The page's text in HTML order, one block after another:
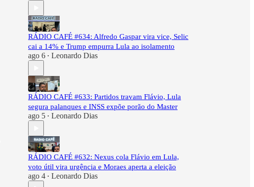
RÁDIO CAFÉ #634: Alfredo Gaspar vira vice, Selic
cai a 14% e Trump empurra Lula ao isolamento
ago 6 • Leonardo Dias
RÁDIO CAFÉ #633: Partidos travam Flávio, Lula
segura palanques e INSS expõe porão do Master
ago 5 • Leonardo Dias
RÁDIO CAFÉ #632: Nexus cola Flávio em Lula,
voto útil vira urgência e Moraes aperta a eleição
ago 4 • Leonardo Dias